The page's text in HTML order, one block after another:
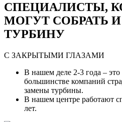
СПЕЦИАЛИСТЫ,
МОГУТ СОБРАТЬ И
ТУРБИНУ
С ЗАКРЫТЫМИ ГЛАЗАМИ
В нашем деле 2-3 года – это
большинстве компаний
замены турбины.
В нашем центре работают
лет.